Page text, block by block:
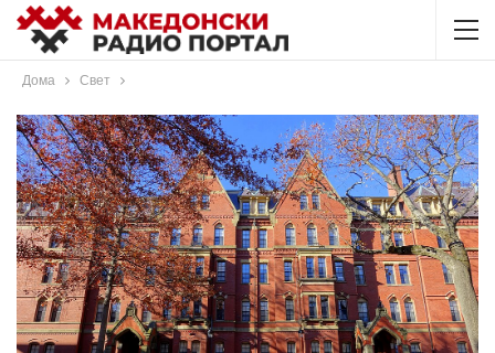
Дома Свет